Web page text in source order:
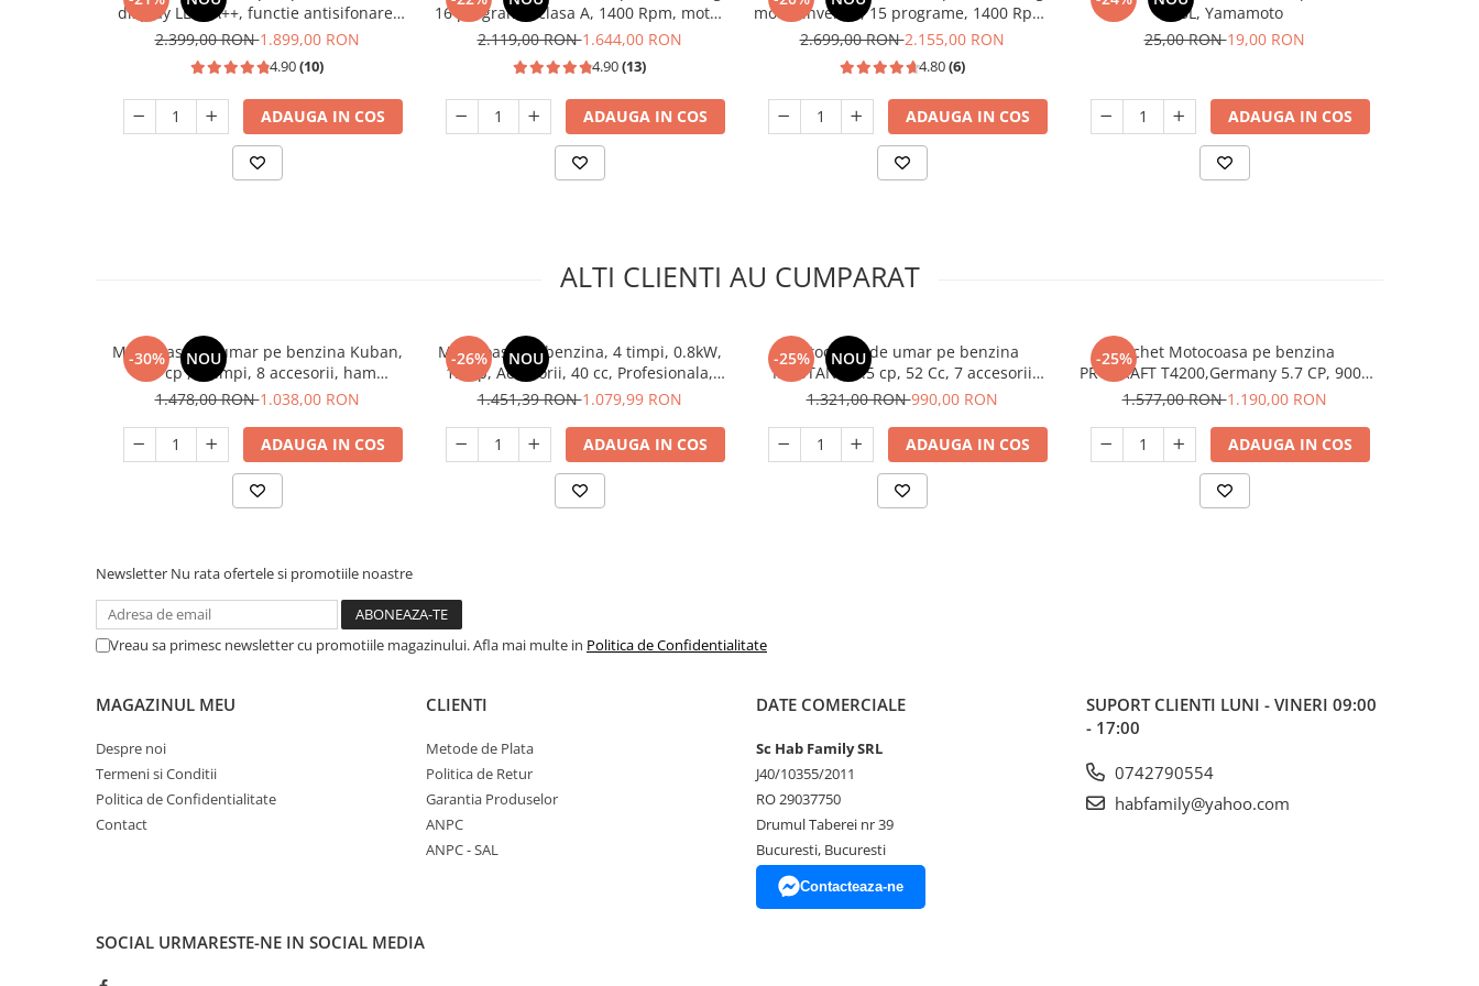
display LED, A++, functie antisifonare,
A++, capacitate 8 kg, 13 programe
2.399,00 RON1.899,00 RON
4.90(10)
ADAUGA IN COS
16 programe, clasa A, 1400 Rpm, motor
inverter, display LED, Alb, ALBALUX
2.119,00 RON1.644,00 RON
4.90(13)
ADAUGA IN COS
motor inverter, 15 programe, 1400 Rpm,
clasa A, termostat reglabil, Alb, SAMUS
2.699,00 RON2.155,00 RON
4.80(6)
ADAUGA IN COS
0.5L, Yamamoto
25,00 RON19,00 RON
ADAUGA IN COS
ALTI CLIENTI AU CUMPARAT
-30% NOU
Motocoasa de umar pe benzina Kuban,
5.0 cp , 2 timpi, 8 accesorii, ham
profesional
1.478,00 RON1.038,00 RON
ADAUGA IN COS
-26% NOU
Motocoasa pe benzina, 4 timpi, 0.8kW,
1.1Cp, Accesorii, 40 cc, Profesionala,
Raider RD-GBC11
1.451,39 RON1.079,99 RON
ADAUGA IN COS
-25% NOU
Motocoasa de umar pe benzina
MUSTANG 5.5 cp, 52 Cc, 7 accesorii
incluse,ham profesional.
1.321,00 RON990,00 RON
ADAUGA IN COS
-25%Pachet Motocoasa pe benzina
PROCRAFT T4200,Germany 5.7 CP, 9000
Rpm,7 Accesorii,Ham dublu
1.577,00 RON1.190,00 RON
ADAUGA IN COS
Newsletter Nu rata ofertele si promotiile noastre
Vreau sa primesc newsletter cu promotiile magazinului. Afla mai multe in Politica de Confidentialitate
MAGAZINUL MEU
Despre noi
Termeni si Conditii
Politica de Confidentialitate
Contact
CLIENTI
Metode de Plata
Politica de Retur
Garantia Produselor
ANPC
ANPC - SAL
DATE COMERCIALE
Sc Hab Family SRL
J40/10355/2011
RO 29037750
Drumul Taberei nr 39
Bucuresti, Bucuresti
Contacteaza-ne
SUPORT CLIENTI LUNI - VINERI 09:00
- 17:00
0742790554
habfamily@yahoo.com
SOCIAL URMARESTE-NE IN SOCIAL MEDIA